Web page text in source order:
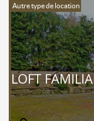
Autre type de location
LOFT FAMILIAL